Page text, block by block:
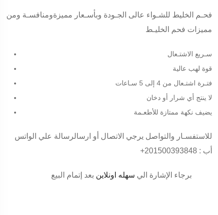
فحـم الخليط للشـواء عالى الجـودة وبأسـعار مميزةومنافسـة ومن
مميزات فحم الخليـط
سـريع الاشتـعال
قوة لهب عالية
فتـرة اشتـعال من 4 إلى 5 سـاعات
لا ينتج أي شرار أو دخان
يضيف نكهة ممتازة للأطعـمة
للاستفسـار والتواصل يرجي الاتصال أو ارسالرسالة علي الواتس
أب : +201500393848
برجاء الإشارة الي سهله اونلاين بعد إتمام البيع